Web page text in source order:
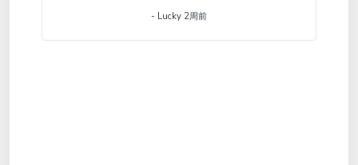
- Lucky 2周前